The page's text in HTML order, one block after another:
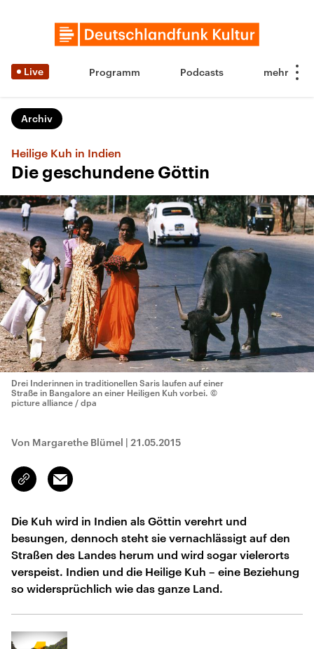
Live Programm Podcasts
Archiv
Heilige Kuh in Indien
Die geschundene Göttin
Drei Inderinnen in traditionellen Saris laufen auf einer
Straße in Bangalore an einer Heiligen Kuh vorbei. ©
picture alliance / dpa
Von Margarethe Blümel | 21.05.2015
Link
kopieren/teilen
Email
Die Kuh wird in Indien als Göttin verehrt und
besungen, dennoch steht sie vernachlässigt auf den
Straßen des Landes herum und wird sogar vielerorts
verspeist. Indien und die Heilige Kuh – eine Beziehung
so widersprüchlich wie das ganze Land.